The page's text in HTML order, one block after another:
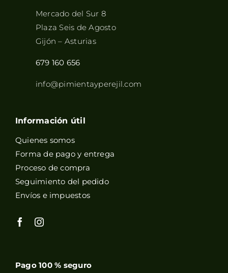
Mercado del Sur 8
Plaza Seis de Agosto
Gijón – Asturias
679 160 656
info@pimientayperejil.com
Información útil
Quienes somos
Forma de pago y entrega
Proceso de compra
Seguimiento del pedido
Envíos e impuestos
Pago 100 % seguro